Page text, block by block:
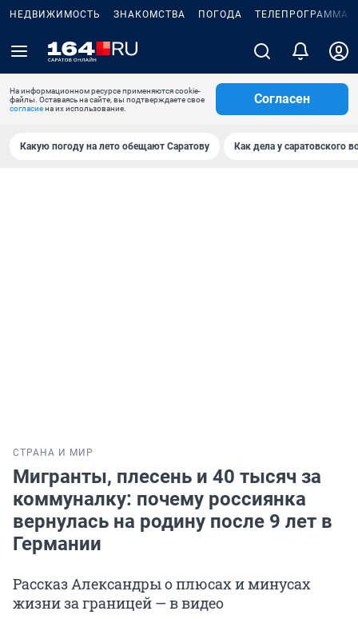
НЕДВИЖИМОСТЬ ЗНАКОМСТВА ПОГОДА ТЕЛЕПРОГРАММА
На информационном ресурсе применяются cookie-
файлы. Оставаясь на сайте, вы подтверждаете свое
согласиена их использование.
Согласен
Какую погоду на лето обещают Саратову Как дела у саратовского
СТРАНА И МИР
Мигранты, плесень и 40 тысяч за
коммуналку: почему россиянка
вернулась на родину после 9 лет в
Германии
Рассказ Александры о плюсах и минусах
жизни за границей — в видео